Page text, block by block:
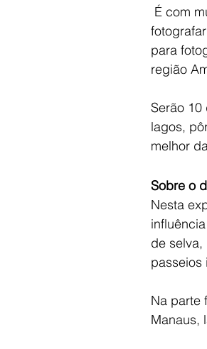
É com
para
região
Serão
lagos,
melhor
Sobre o
Nesta
de
passeios
Na parte
Manaus,